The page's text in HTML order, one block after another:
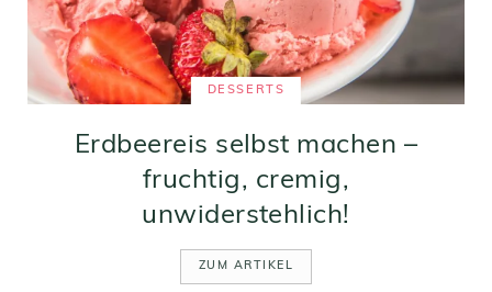
DESSERTS
Erdbeereis selbst machen –
fruchtig, cremig,
unwiderstehlich!
ZUM ARTIKEL